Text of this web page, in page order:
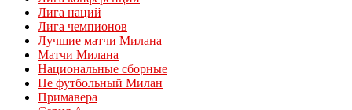
Лига наций
Лига чемпионов
Лучшие матчи Милана
Матчи Милана
Национальные сборные
Не футбольный Милан
Примавера